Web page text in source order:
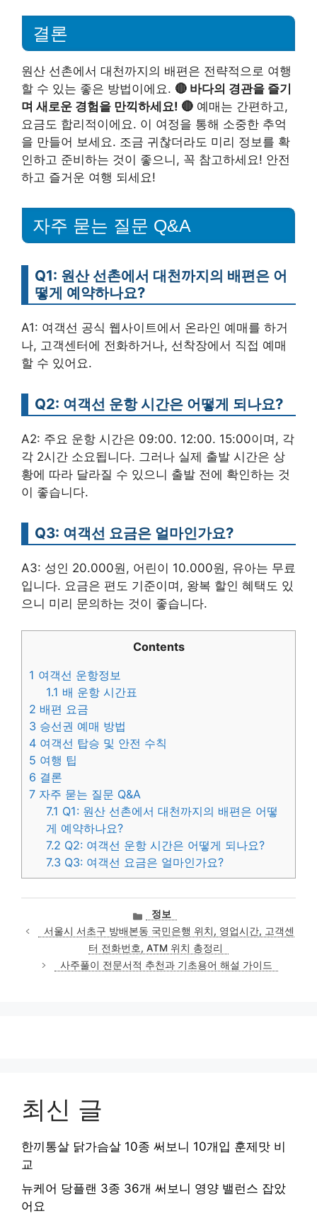
결론
원산 선촌에서 대천까지의 배편은 전략적으로 여행
할 수 있는 좋은 방법이에요. 🔴 바다의 경관을 즐기
며 새로운 경험을 만끽하세요! 🔴 예매는 간편하고,
요금도 합리적이에요. 이 여정을 통해 소중한 추억
을 만들어 보세요. 조금 귀찮더라도 미리 정보를 확
인하고 준비하는 것이 좋으니, 꼭 참고하세요! 안전
하고 즐거운 여행 되세요!
자주 묻는 질문 Q&A
Q1: 원산 선촌에서 대천까지의 배편은 어
떻게 예약하나요?
A1: 여객선 공식 웹사이트에서 온라인 예매를 하거
나, 고객센터에 전화하거나, 선착장에서 직접 예매
할 수 있어요.
Q2: 여객선 운항 시간은 어떻게 되나요?
A2: 주요 운항 시간은 09:00. 12:00. 15:00이며, 각
각 2시간 소요됩니다. 그러나 실제 출발 시간은 상
황에 따라 달라질 수 있으니 출발 전에 확인하는 것
이 좋습니다.
Q3: 여객선 요금은 얼마인가요?
A3: 성인 20.000원, 어린이 10.000원, 유아는 무료
입니다. 요금은 편도 기준이며, 왕복 할인 혜택도 있
으니 미리 문의하는 것이 좋습니다.
Contents
1 여객선 운항정보
1.1 배 운항 시간표
2 배편 요금
3 승선권 예매 방법
4 여객선 탑승 및 안전 수칙
5 여행 팁
6 결론
7 자주 묻는 질문 Q&A
7.1 Q1: 원산 선촌에서 대천까지의 배편은 어떻
게 예약하나요?
7.2 Q2: 여객선 운항 시간은 어떻게 되나요?
7.3 Q3: 여객선 요금은 얼마인가요?
카
테
고
리
정보
서울시 서초구 방배본동 국민은행 위치, 영업시간, 고객센
터 전화번호, ATM 위치 총정리
사주풀이 전문서적 추천과 기초용어 해설 가이드
최신 글
한끼통살 닭가슴살 10종 써보니 10개입 훈제맛 비
교
뉴케어 당플랜 3종 36개 써보니 영양 밸런스 잡았
어요